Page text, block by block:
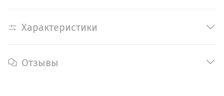
Характеристики
Отзывы